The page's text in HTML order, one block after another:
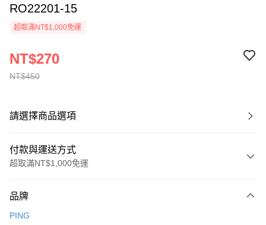
RO22201-15
超取滿NT$1,000免運
NT$450
NT$270
請選擇商品選項
付款與運送方式
超取滿NT$1,000免運
信用卡一次付款
品牌
PING